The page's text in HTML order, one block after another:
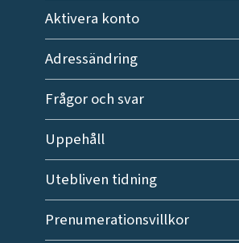
Aktivera konto
Adressändring
Frågor och svar
Uppehåll
Utebliven tidning
Prenumerationsvillkor